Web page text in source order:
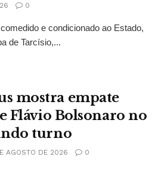
0
e condicionado ao Estado,
de Tarcísio,...
mostra empate
Flávio Bolsonaro no
turno
AGOSTO DE 2026 0